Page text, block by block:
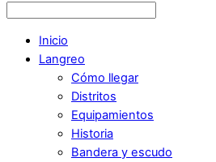
Inicio
Langreo
Cómo llegar
Distritos
Equipamientos
Historia
Bandera y escudo